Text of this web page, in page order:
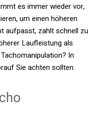
es immer wieder vor,
um einen höheren
aufpasst, zahlt schnell zu
Laufleistung als
In
Sie achten sollten.